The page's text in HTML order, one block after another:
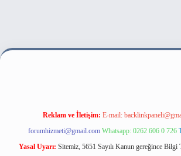
bahis sitesi
Reklam ve İletişim: E-mail:
forumhizmeti@gmail.com Whatsapp: 0262 606 0 726
Yasal Uyarı: Sitemiz, 5651 Sayılı Kanun gereğince